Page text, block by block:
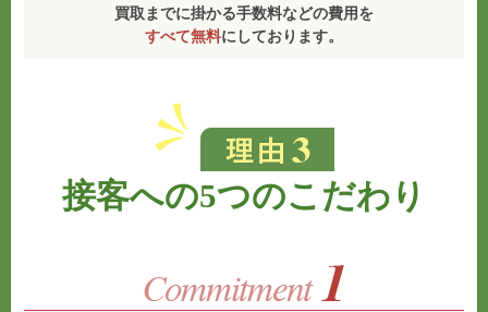
買取までに掛かる手数料などの費用を
すべて無料にしております。
接客への5つのこだわり